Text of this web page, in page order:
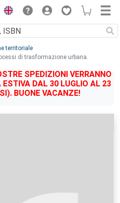
territoriale
di trasformazione urbana.
SPEDIZIONI VERRANNO
DAL 30 LUGLIO AL 23
BUONE VACANZE!